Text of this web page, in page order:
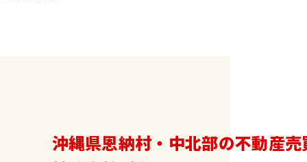
沖縄県恩納村・中北部の不動産